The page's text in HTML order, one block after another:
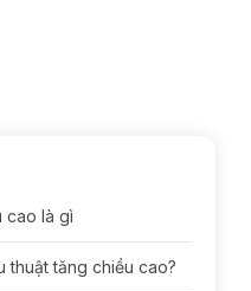
cao là gì
thuật tăng chiều cao?